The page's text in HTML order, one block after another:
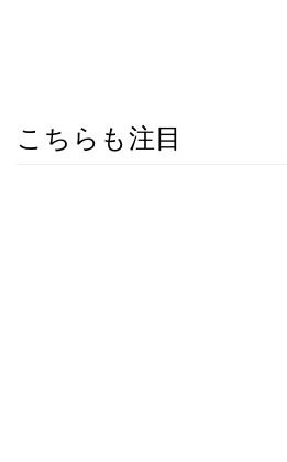
こちらも注目